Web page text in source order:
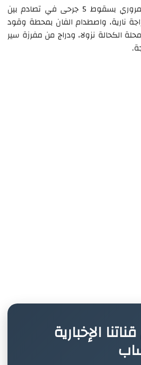
أفادت غرفة التحكم المروري بسقوط 5 جرحى في تصادم بين
نارية، واصطدام الفان بمحطة وقود
الكحالة نزولا، ودراج من مفرزة سير
الإخبارية